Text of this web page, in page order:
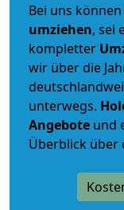
Bei uns können
umziehen, sei
kompletter
wir über die
unterwegs.
Angebote und
Überblick über